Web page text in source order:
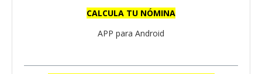
CALCULA TU NÓMINA
APP para Android